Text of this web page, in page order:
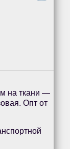
на ткани —
Опт от